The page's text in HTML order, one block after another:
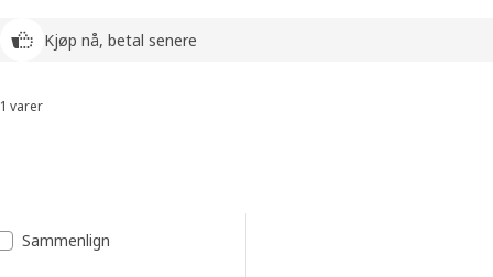
Kjøp nå, betal senere
Sorter og filtrer
1 varer
Resultatliste
Sammenlign